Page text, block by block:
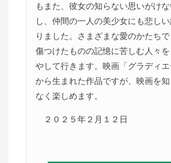
もまた、彼女の知らない思いがけ
し、仲間の一人の美少女にも悲し
りました。さまざまな愛のかたち
傷つけたものの記憶に苦しむ人々
やして行きます。映画「グラディ
から生まれた作品ですが、映画を
なく楽しめます。
２０２５年２月１２日